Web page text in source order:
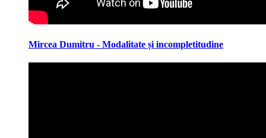
Mircea Dumitru - Modalitate și incompletitudine